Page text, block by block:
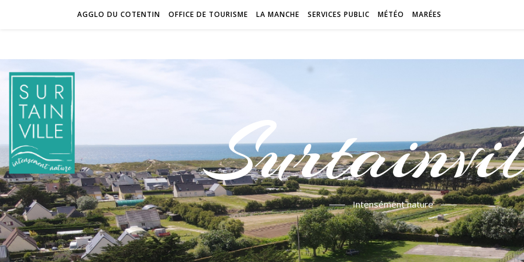
AGGLO DU COTENTIN OFFICE DE TOURISME LA MANCHE SERVICES PUBLIC MÉTÉO MARÉES
Intensément nature